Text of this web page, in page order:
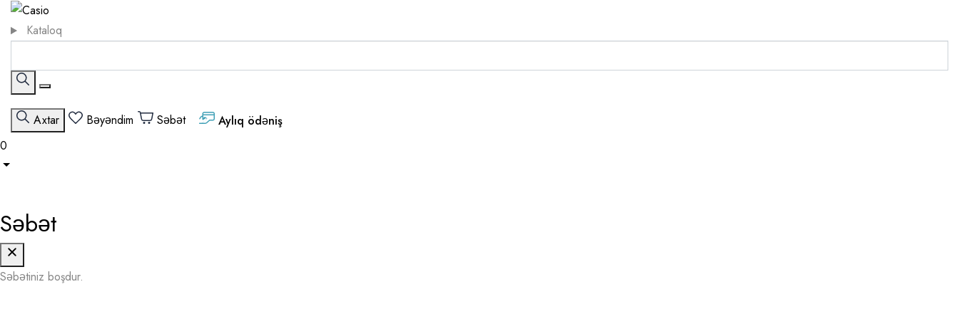
Kataloq
Axtar Bəyəndim Səbət
Aylıq ödəniş
0
Səbət
Səbətiniz boşdur.